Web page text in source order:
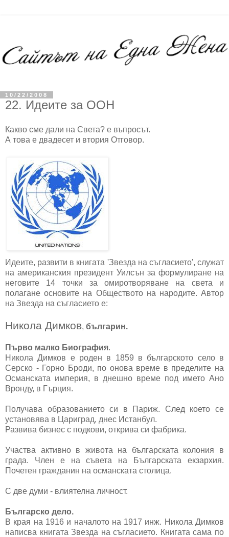
10/22/2008
22. Идеите за ООН
Какво сме дали на Света? е въпросът.
А това е двадесет и втория Отговор.
Идеите, развити в книгата 'Звезда на съгласието', служат
на американския президент Уилсън за формулиране на
неговите 14 точки за омиротворяване на света и
полагане основите на Обществото на народите. Автор
на Звезда на съгласието е:
Никола Димков, българин.
Първо малко Биография.
Никола Димков е роден в 1859 в българското село в
Серско - Горно Броди, по онова време в пределите на
Османската империя, в днешно време под името Ано
Вронду, в Гърция.
Получава образованието си в Париж. След което се
установява в Цариград, днес Истанбул.
Развива бизнес с подкови, открива си фабрика.
Участва активно в живота на българската колония в
града. Член е на съвета на Българската екзархия.
Почетен гражданин на османската столица.
С две думи - влиятелна личност.
Българско дело.
В края на 1916 и началото на 1917 инж. Никола Димков
написва книгата Звезда на съгласието. Книгата сама по